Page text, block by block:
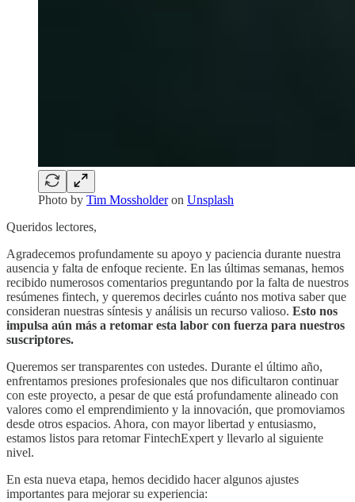
Photo by Tim Mossholderon Unsplash
Queridos lectores,
Agradecemos profundamente su apoyo y paciencia durante nuestra
ausencia y falta de enfoque reciente. En las últimas semanas, hemos
recibido numerosos comentarios preguntando por la falta de nuestros
resúmenes fintech, y queremos decirles cuánto nos motiva saber que
consideran nuestras síntesis y análisis un recurso valioso. Esto nos
impulsa aún más a retomar esta labor con fuerza para nuestros
suscriptores.
Queremos ser transparentes con ustedes. Durante el último año,
enfrentamos presiones profesionales que nos dificultaron continuar
con este proyecto, a pesar de que está profundamente alineado con
valores como el emprendimiento y la innovación, que promoviamos
desde otros espacios. Ahora, con mayor libertad y entusiasmo,
estamos listos para retomar FintechExpert y llevarlo al siguiente
nivel.
En esta nueva etapa, hemos decidido hacer algunos ajustes
importantes para mejorar su experiencia: